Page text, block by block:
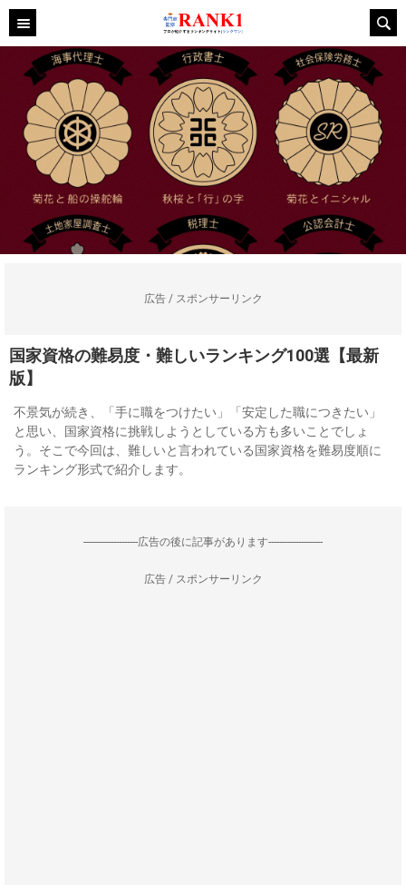
広告 / スポンサーリンク
国家資格の難易度・難しいランキング100選【最新
版】
不景気が続き、「手に職をつけたい」「安定した職につきたい」
と思い、国家資格に挑戦しようとしている方も多いことでしょ
う。そこで今回は、難しいと言われている国家資格を難易度順に
ランキング形式で紹介します。
--------------------広告の後に記事があります--------------------
広告 / スポンサーリンク